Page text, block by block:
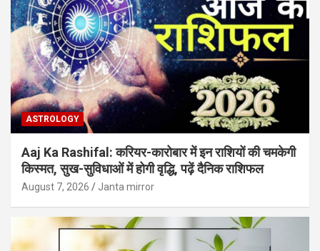
ASTROLOGY
Aaj Ka Rashifal: करियर-कारोबार में इन राशियों की चमकेगी
किस्मत, सुख-सुविधाओं में होगी वृद्धि, पढ़ें दैनिक राशिफल
August 7, 2026 Janta mirror